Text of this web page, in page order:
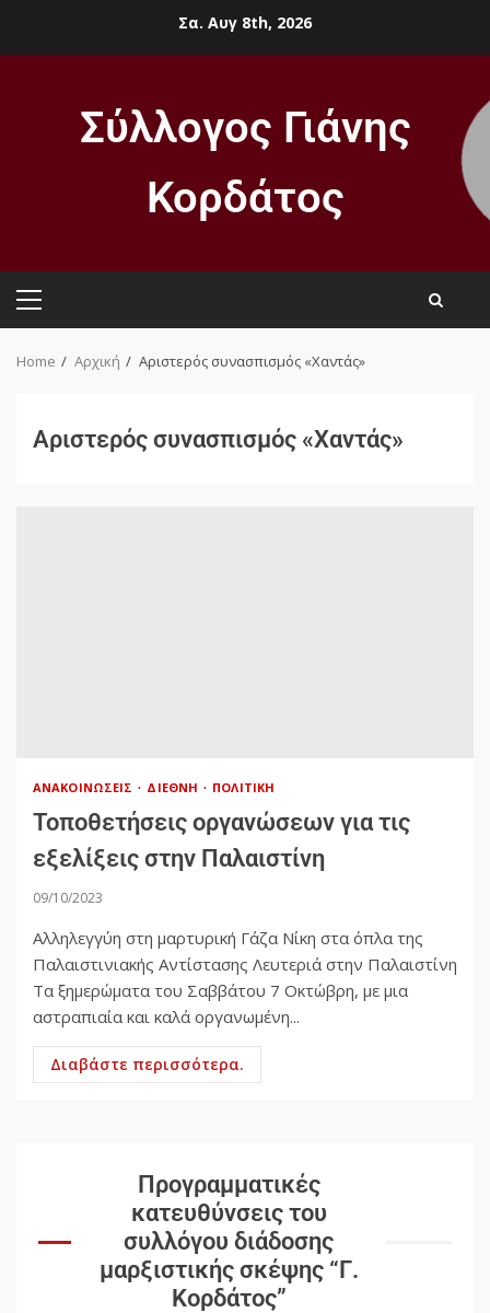
Σα. Αυγ 8th, 2026
Σύλλογος Γιάνης
Κορδάτος
Home Αρχική Αριστερός συνασπισμός «Χαντάς»
Αριστερός συνασπισμός «Χαντάς»
ΑΝΑΚΟΙΝΏΣΕΙΣ ΔΙΕΘΝΉ ΠΟΛΙΤΙΚΉ
Τοποθετήσεις οργανώσεων για τις
εξελίξεις στην Παλαιστίνη
09/10/2023
Αλληλεγγύη στη μαρτυρική Γάζα Νίκη στα όπλα της
Παλαιστινιακής Αντίστασης Λευτεριά στην Παλαιστίνη
Τα ξημερώματα του Σαββάτου 7 Οκτώβρη, με μια
αστραπιαία και καλά οργανωμένη...
Διαβάστε περισσότερα.
Προγραμματικές
κατευθύνσεις του
συλλόγου διάδοσης
μαρξιστικής σκέψης “Γ.
Κορδάτος”